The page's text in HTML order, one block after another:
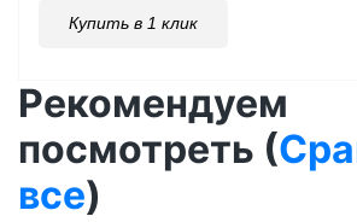
Купить в 1 клик
Рекомендуем
посмотреть (
все)